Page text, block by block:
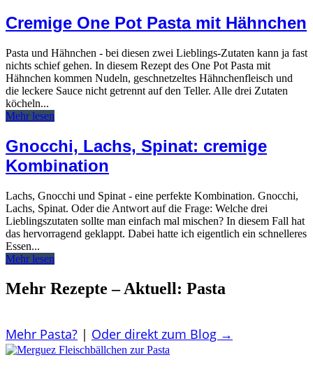
Cremige One Pot Pasta mit Hähnchen
Pasta und Hähnchen - bei diesen zwei Lieblings-Zutaten kann ja fast
nichts schief gehen. In diesem Rezept des One Pot Pasta mit
Hähnchen kommen Nudeln, geschnetzeltes Hähnchenfleisch und
die leckere Sauce nicht getrennt auf den Teller. Alle drei Zutaten
köcheln...
Mehr lesen
Gnocchi, Lachs, Spinat: cremige
Kombination
Lachs, Gnocchi und Spinat - eine perfekte Kombination. Gnocchi,
Lachs, Spinat. Oder die Antwort auf die Frage: Welche drei
Lieblingszutaten sollte man einfach mal mischen? In diesem Fall hat
das hervorragend geklappt. Dabei hatte ich eigentlich ein schnelleres
Essen...
Mehr lesen
Mehr Rezepte – Aktuell: Pasta
Mehr Pasta? | Oder direkt zum Blog →